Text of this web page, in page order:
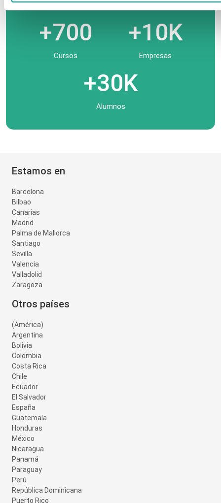
Años Ponentes
+700
Cursos
+10K
Empresas
+30K
Alumnos
Estamos en
Barcelona
Bilbao
Canarias
Madrid
Palma de Mallorca
Santiago
Sevilla
Valencia
Valladolid
Zaragoza
Otros países
(América)
Argentina
Bolivia
Colombia
Costa Rica
Chile
Ecuador
El Salvador
España
Guatemala
Honduras
México
Nicaragua
Panamá
Paraguay
Perú
República Dominicana
Puerto Rico